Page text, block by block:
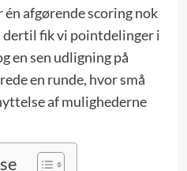
én afgørende scoring nok
fik vi pointdelinger i
en sen udligning på
en runde, hvor små
af mulighederne